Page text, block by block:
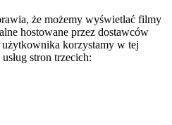
że możemy wyświetlać filmy
hostowane przez dostawców
korzystamy w tej
stron trzecich: